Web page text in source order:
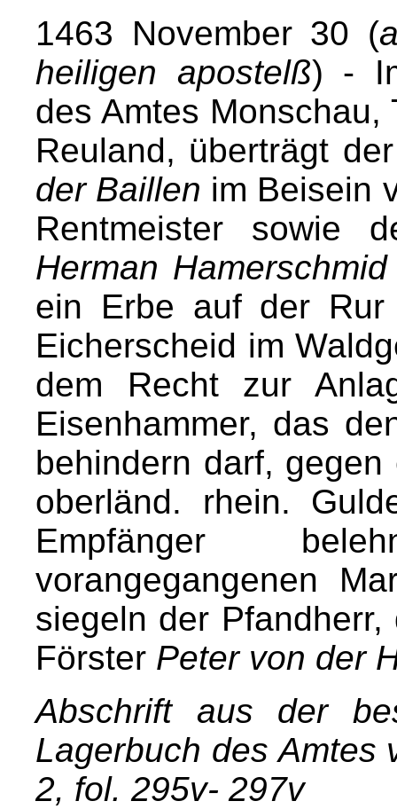
1463 November 30 (
heiligen apostelß) -
des Amtes
Reuland, überträgt
der Baillen im Beisein
Rentmeister sowie
Herman Hamerschmid
ein Erbe auf der
Eicherscheid im
dem Recht zur
Eisenhammer, das
behindern darf,
oberländ. rhein.
Empfänger
vorangegangenen
siegeln der
Förster Peter von der
Abschrift aus der
Lagerbuch des Amtes
2, fol. 295v- 297v